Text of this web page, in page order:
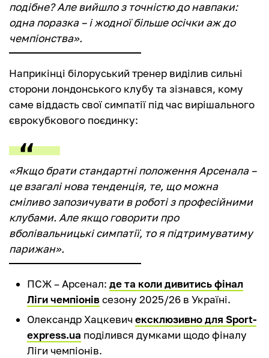
подібне? Але вийшло з точністю до навпаки:
одна поразка – і жодної більше осічки аж до
чемпіонства».
Наприкінці білоруський тренер виділив сильні
сторони лондонського клубу та зізнався, кому
саме віддасть свої симпатії під час вирішального
єврокубкового поєдинку:
«Якщо брати стандартні положення Арсенала –
це взагалі нова тенденція, те, що можна
сміливо запозичувати в роботі з професійними
клубами. Але якщо говорити про
вболівальницькі симпатії, то я підтримуватиму
парижан».
ПСЖ – Арсенал: де та коли дивитись фінал
Ліги чемпіонівсезону 2025/26 в Україні.
Олександр Хацкевич ексклюзивно для Sport-
express.ua поділився думками щодо фіналу
Ліги чемпіонів.